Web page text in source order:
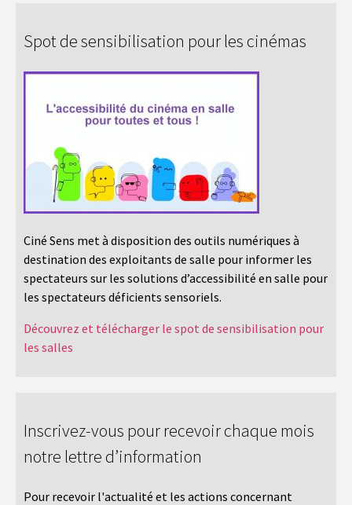
Spot de sensibilisation pour les cinémas
Ciné Sens met à disposition des outils numériques à
destination des exploitants de salle pour informer les
spectateurs sur les solutions d’accessibilité en salle pour
les spectateurs déficients sensoriels.
Découvrez et télécharger le spot de sensibilisation pour
les salles
Inscrivez-vous pour recevoir chaque mois
notre lettre d’information
Pour recevoir l'actualité et les actions concernant